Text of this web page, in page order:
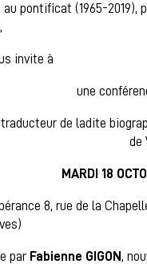
pontificat (1965-2019),
invite à
une
de ladite
de
MARDI 18
8, rue de la
par Fabienne GIGON,